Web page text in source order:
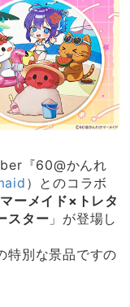
『60@かんれ
）とのコラボ
ーメイド×トレタ
スター 」が登場し
特別な景品ですの